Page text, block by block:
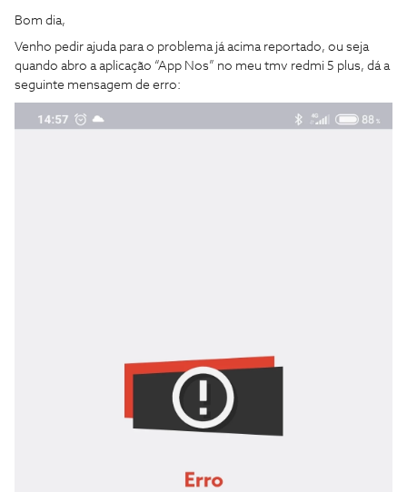
Bom dia,
Venho pedir ajuda para o problema já acima reportado, ou seja
quando abro a aplicação “App Nos” no meu tmv redmi 5 plus, dá a
seguinte mensagem de erro: